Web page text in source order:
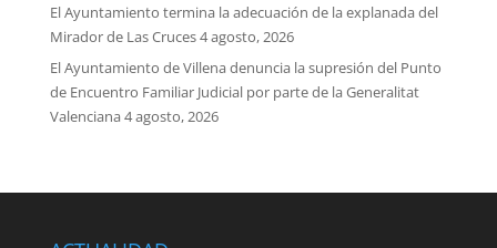
El Ayuntamiento termina la adecuación de la explanada del
Mirador de Las Cruces4 agosto, 2026
El Ayuntamiento de Villena denuncia la supresión del Punto
de Encuentro Familiar Judicial por parte de la Generalitat
Valenciana4 agosto, 2026